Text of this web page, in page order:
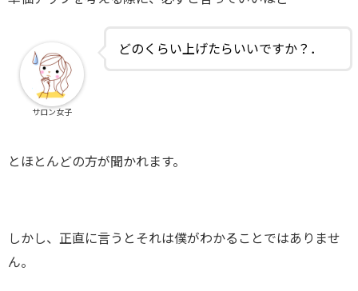
どのくらい上げたらいいですか？．
サロン女子
とほとんどの方が聞かれます。
しかし、正直に言うとそれは僕がわかることではありませ
ん。